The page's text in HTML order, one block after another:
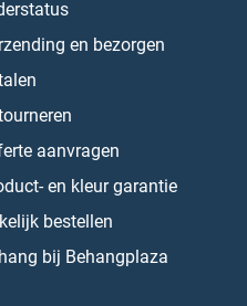
en bezorgen
aanvragen
en kleur garantie
bestellen
bij Behangplaza